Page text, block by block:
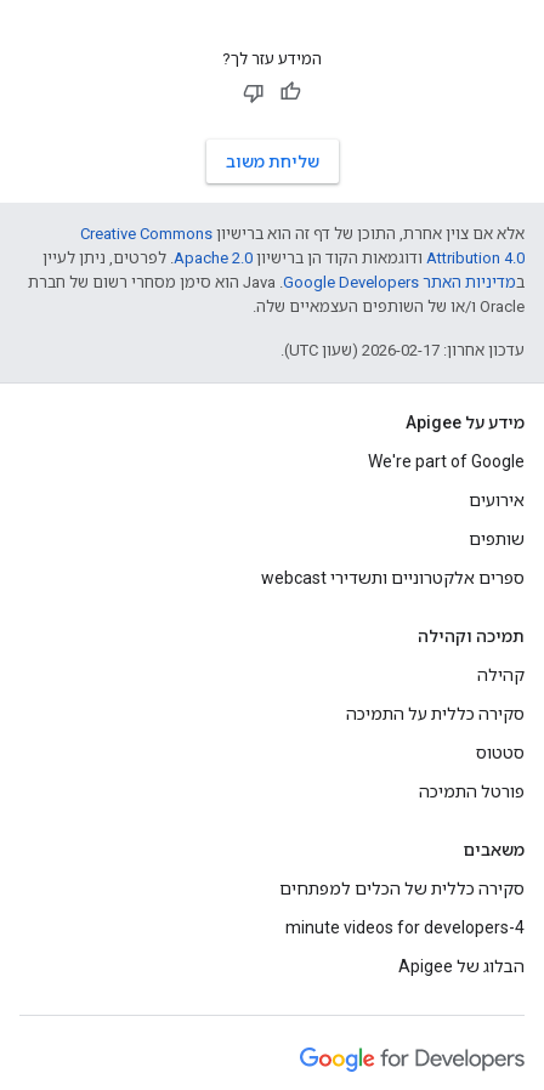
המידע עזר לך?
שליחת משוב
אלא אם צוין אחרת, התוכן של דף זה הוא ברישיון Creative Commons
Attribution 4.0 ודוגמאות הקוד הן ברישיון Apache 2.0. לפרטים, ניתן לעיין
במדיניות האתר Google Developers‏
.‏ Java הוא סימן מסחרי רשום של חברת
Oracle ו/או של השותפים העצמאיים שלה.
עדכון אחרון: 2026-02-17 (שעון UTC).
מידע על Apigee
We're part of Google
אירועים
שותפים
ספרים אלקטרוניים ותשדירי webcast
תמיכה וקהילה
קהילה
סקירה כללית על התמיכה
סטטוס
פורטל התמיכה
משאבים
סקירה כללית של הכלים למפתחים
4-minute videos for developers
הבלוג של Apigee